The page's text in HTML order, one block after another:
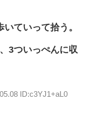
ていって拾う。
3ついっぺんに収
ID:c3YJ1+aL0